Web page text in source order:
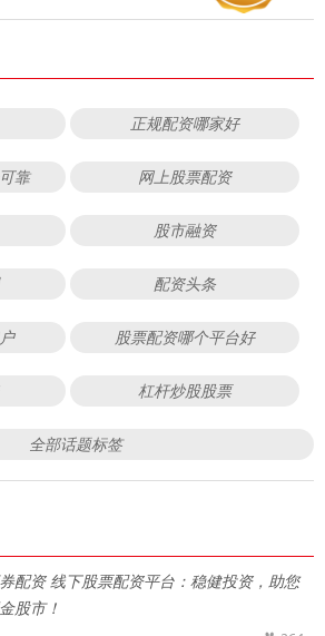
正规配资哪家好
靠 网上股票配资
股市融资
配资头条
股票配资哪个平台好
杠杆炒股股票
全部话题标签
配资 线下股票配资平台：稳健投资，助您
股市！